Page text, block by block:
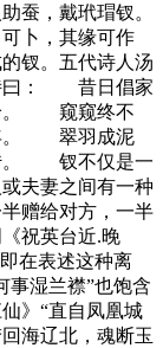
蚕，戴玳瑁钗。
卜，其缘可作
钗。五代诗人汤
曰： 昔日倡家
怜。 窥窥终不
年。 翠羽成泥
。 钗不仅是一
夫妻之间有一种
赠给对方，一半
祝英台近.晚
在表述这种离
事湿兰襟”也饱含
》“直自凤凰城
海辽北，魂断玉